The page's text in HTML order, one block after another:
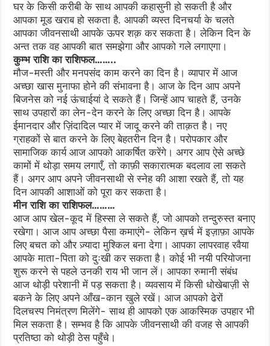
घर के किसी करीबी के साथ आपकी कहासुनी हो सकती है और
आपका मूड खराब हो सकता है. आपकी व्यस्त दिनचर्या के चलते
आपका जीवनसाथी आपके ऊपर शक़ कर सकता है। लेकिन दिन के
अन्त तक वह आपकी बात समझेगा और आपको गले लगाएगा।
कुम्भ राशि का राशिफल……..
मौज-मस्ती और मनपसंद काम करने का दिन है। व्यापार में आज
अच्छा खास मुनाफा होने की संभावना है। आज के दिन आप अपने
बिजनेस को नई ऊंचाईयां दे सकते हैं। जिन्हें आप चाहते हैं, उनके
साथ उपहारों का लेन-देन करने के लिए अच्छा दिन है। आपके
ईमानदार और ज़िंदादिल प्यार में जादू करने की ताक़त है। नए
ग्राहकों से बात करने के लिए बेहतरीन दिन है। परोपकार और
सामाजिक कार्य आज आपको आकर्षित करेंगे। अगर आप ऐसे अच्छे
कामों में थोड़ा समय लगाएँ, तो काफ़ी सकारात्मक बदलाव ला सकते
हैं। अगर आप अपने जीवनसाथी से स्नेह की आशा रखते हैं, तो यह
दिन आपकी आशाओं को पूरा कर सकता है।
मीन राशि का राशिफल………
आज आप खेल-कूद में हिस्सा ले सकते हैं, जो आपको तन्दुरुस्त बनाए
रखेगा। आज आप अच्छा पैसा कमाएंगे- लेकिन ख़र्च में इज़ाफ़ा आपके
लिए बचत को और ज़्यादा मुश्किल बना देगा। आपका लापरवाह रवैया
आपके माता-पिता को दुःखी कर सकता है। कोई भी नयी परियोजना
शुरू करने से पहले उनकी राय भी जान लें। आपका रुमानी संबंध
आज थोड़ी परेशानी में पड़ सकता है। व्यवसाय में किसी धोखेबाज़ी से
बकने के लिए अपने आँख-कान खुले रखें। आज आपको ढेरों
दिलचस्प निमंत्रण मिलेंगे- साथ ही आपको एक आकस्मिक उपहार भी
मिल सकता है। सम्भव है कि आपके जीवनसाथी की वजह से आपकी
प्रतिष्ठा को थोड़ी ठेस पहुँचे।